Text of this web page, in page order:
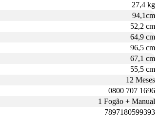
27,4 kg
94,1cm
52,2 cm
64,9 cm
96,5 cm
67,1 cm
55,5 cm
12 Meses
0800 707 1696
1 Fogão + Manual
7897180599393